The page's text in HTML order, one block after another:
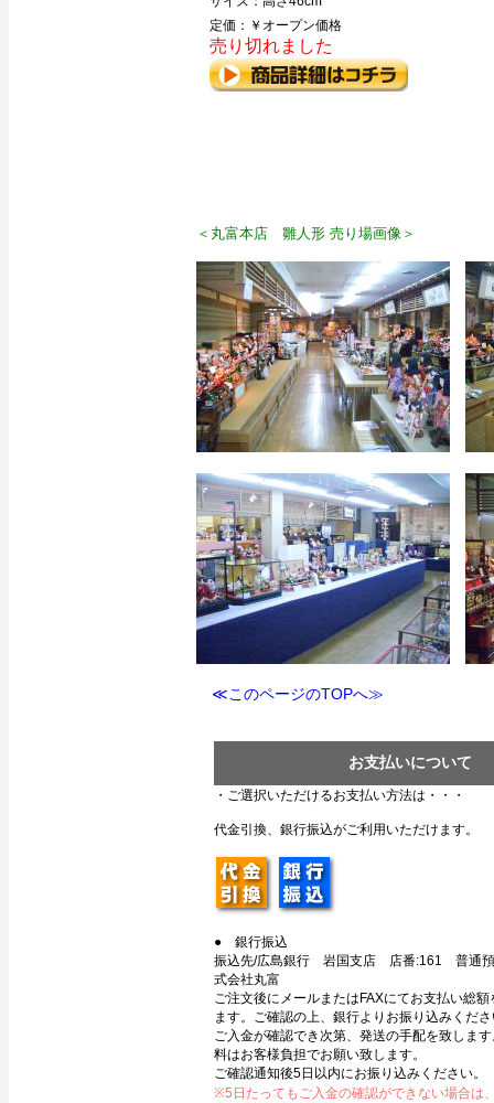
定価：￥オープン価格
売り切れました
＜丸富本店 雛人形 売り場画像＞
≪このページのTOPへ≫
お支払いについて
・ご選択いただけるお支払い方法は・・・
代金引換、銀行振込がご利用いただけます。
● 銀行振込
振込先/広島銀行 岩国支店 店番:161 普通
式会社丸富
ご注文後にメールまたはFAXにてお支払い総
ます。ご確認の上、銀行よりお振り込みくだ
ご入金が確認でき次第、発送の手配を致しま
料はお客様負担でお願い致します。
ご確認通知後5日以内にお振り込みください。
※5日たってもご入金の確認ができない場合は